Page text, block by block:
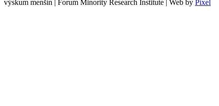
výskum menšín | Forum Minority Research Institute | Web by Pixel